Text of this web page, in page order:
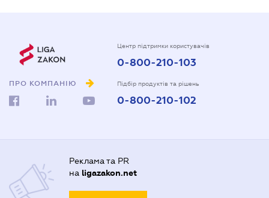
ПРО КОМПАНІЮ
Центр підтримки користувачів
0-800-210-103
Підбір продуктів та рішень
0-800-210-102
Реклама та PR
на ligazakon.net